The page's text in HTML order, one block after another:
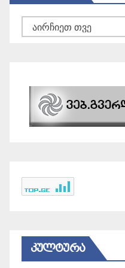
არქივები
ᲙᲣᲚᲢᲣᲠᲐ